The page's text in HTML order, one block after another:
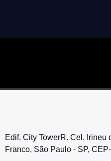
Edif. City TowerR. Cel. Irineu
Franco, São Paulo - SP,